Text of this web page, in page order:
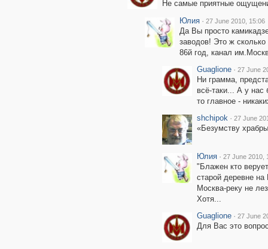
Не самые приятные
Юлия · 27 June 2010, 15:06
Да Вы просто
заводов! Это ж
86й год, канал
Guaglione · 27 June
Ни грамма,
всё-таки... А у нас
то главное -
shchipok · 27 June
«Безумству
Юлия · 27 June 2010,
"Блажен кто
старой деревне
Москва-реку не
Хотя...
Guaglione · 27 June
Для Вас это